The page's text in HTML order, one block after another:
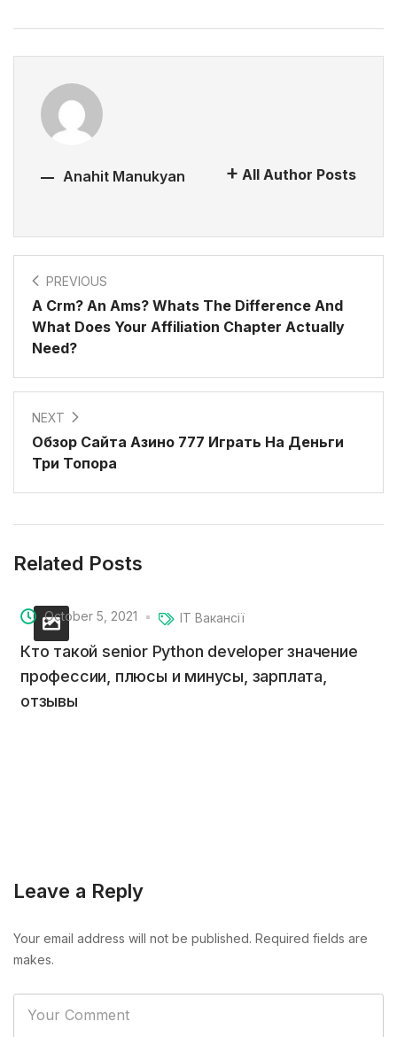
Anahit Manukyan All Author Posts
PREVIOUS
A Crm? An Ams? Whats The Difference And
What Does Your Affiliation Chapter Actually
Need?
NEXT
Обзор Сайта Азино 777 Играть На Деньги
Три Топора
Related Posts
October 5, 2021 IT Вакансії
Кто такой senior Python developer значение
профессии, плюсы и минусы, зарплата,
отзывы
Leave a Reply
Your email address will not be published. Required fields are
makes.